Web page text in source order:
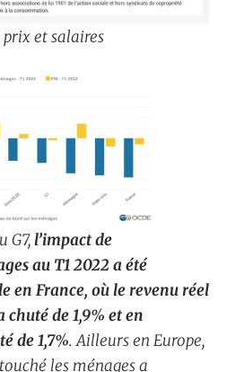
et salaires
G7,l’impact de
au T1 2022 a été
en France, où le revenu réel
chuté de 1,9% et en
de 1,7%. Ailleurs en Europe,
les ménages a